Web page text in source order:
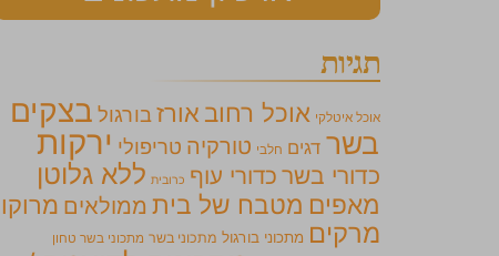
תגיות
אוכל איטלקי אוכל רחוב אורזבורגול בצקים
בשר דגים חלבי טורקיה טריפולי ירקות
כדורי בשר כדורי עוף כרובית ללא גלוטן
מאפים מטבח של בית ממולאים מרוקו
מרקים מתכוני בורגול מתכוני בשר מתכוני בשר טחון